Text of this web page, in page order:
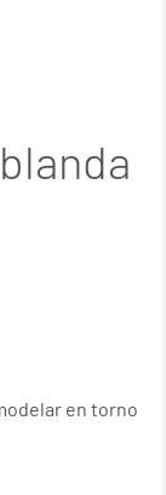
en torno